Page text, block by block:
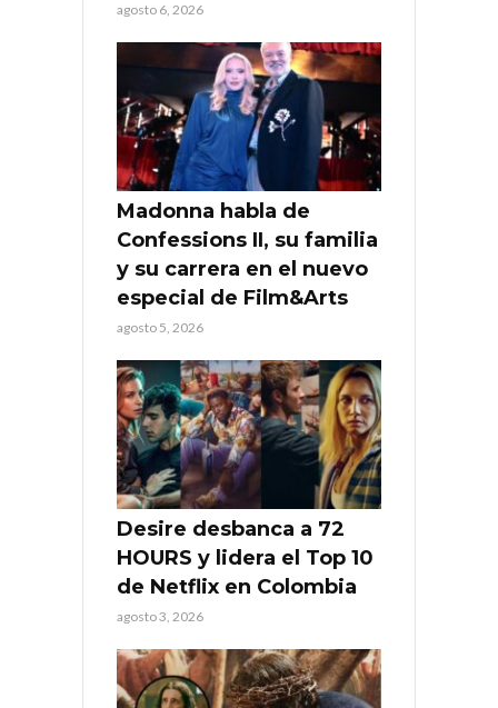
agosto 6, 2026
Madonna habla de
Confessions II, su familia
y su carrera en el nuevo
especial de Film&Arts
agosto 5, 2026
Desire desbanca a 72
HOURS y lidera el Top 10
de Netflix en Colombia
agosto 3, 2026